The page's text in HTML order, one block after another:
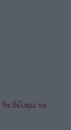
θέλαμε να